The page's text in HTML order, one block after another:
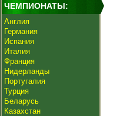
ЧЕМПИОНАТЫ:
Англия
Германия
Испания
Италия
Франция
Нидерланды
Португалия
Турция
Беларусь
Казахстан